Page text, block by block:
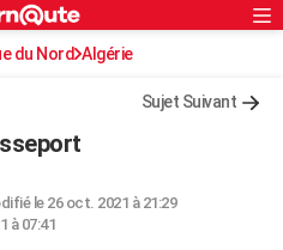
du Nord Algérie
Sujet Suivant
le 26 oct. 2021 à 21:29
à 07:41